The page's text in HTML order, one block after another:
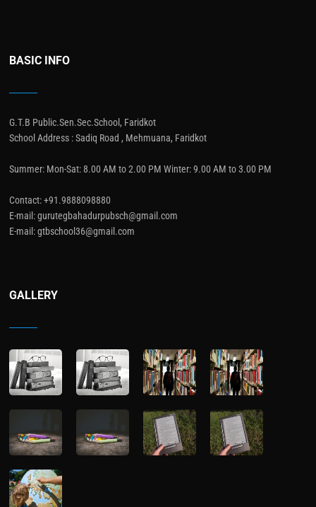
BASIC INFO
G.T.B Public.Sen.Sec.School, Faridkot
School Address : Sadiq Road , Mehmuana, Faridkot
Summer: Mon-Sat: 8.00 AM to 2.00 PM Winter: 9.00 AM to 3.00 PM
Contact: +91.9888098880
E-mail: gurutegbahadurpubsch@gmail.com
E-mail: gtbschool36@gmail.com
GALLERY